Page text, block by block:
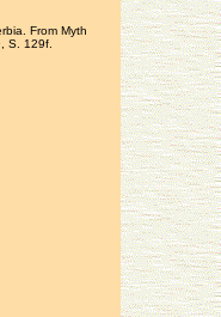
From Myth
S. 129f.